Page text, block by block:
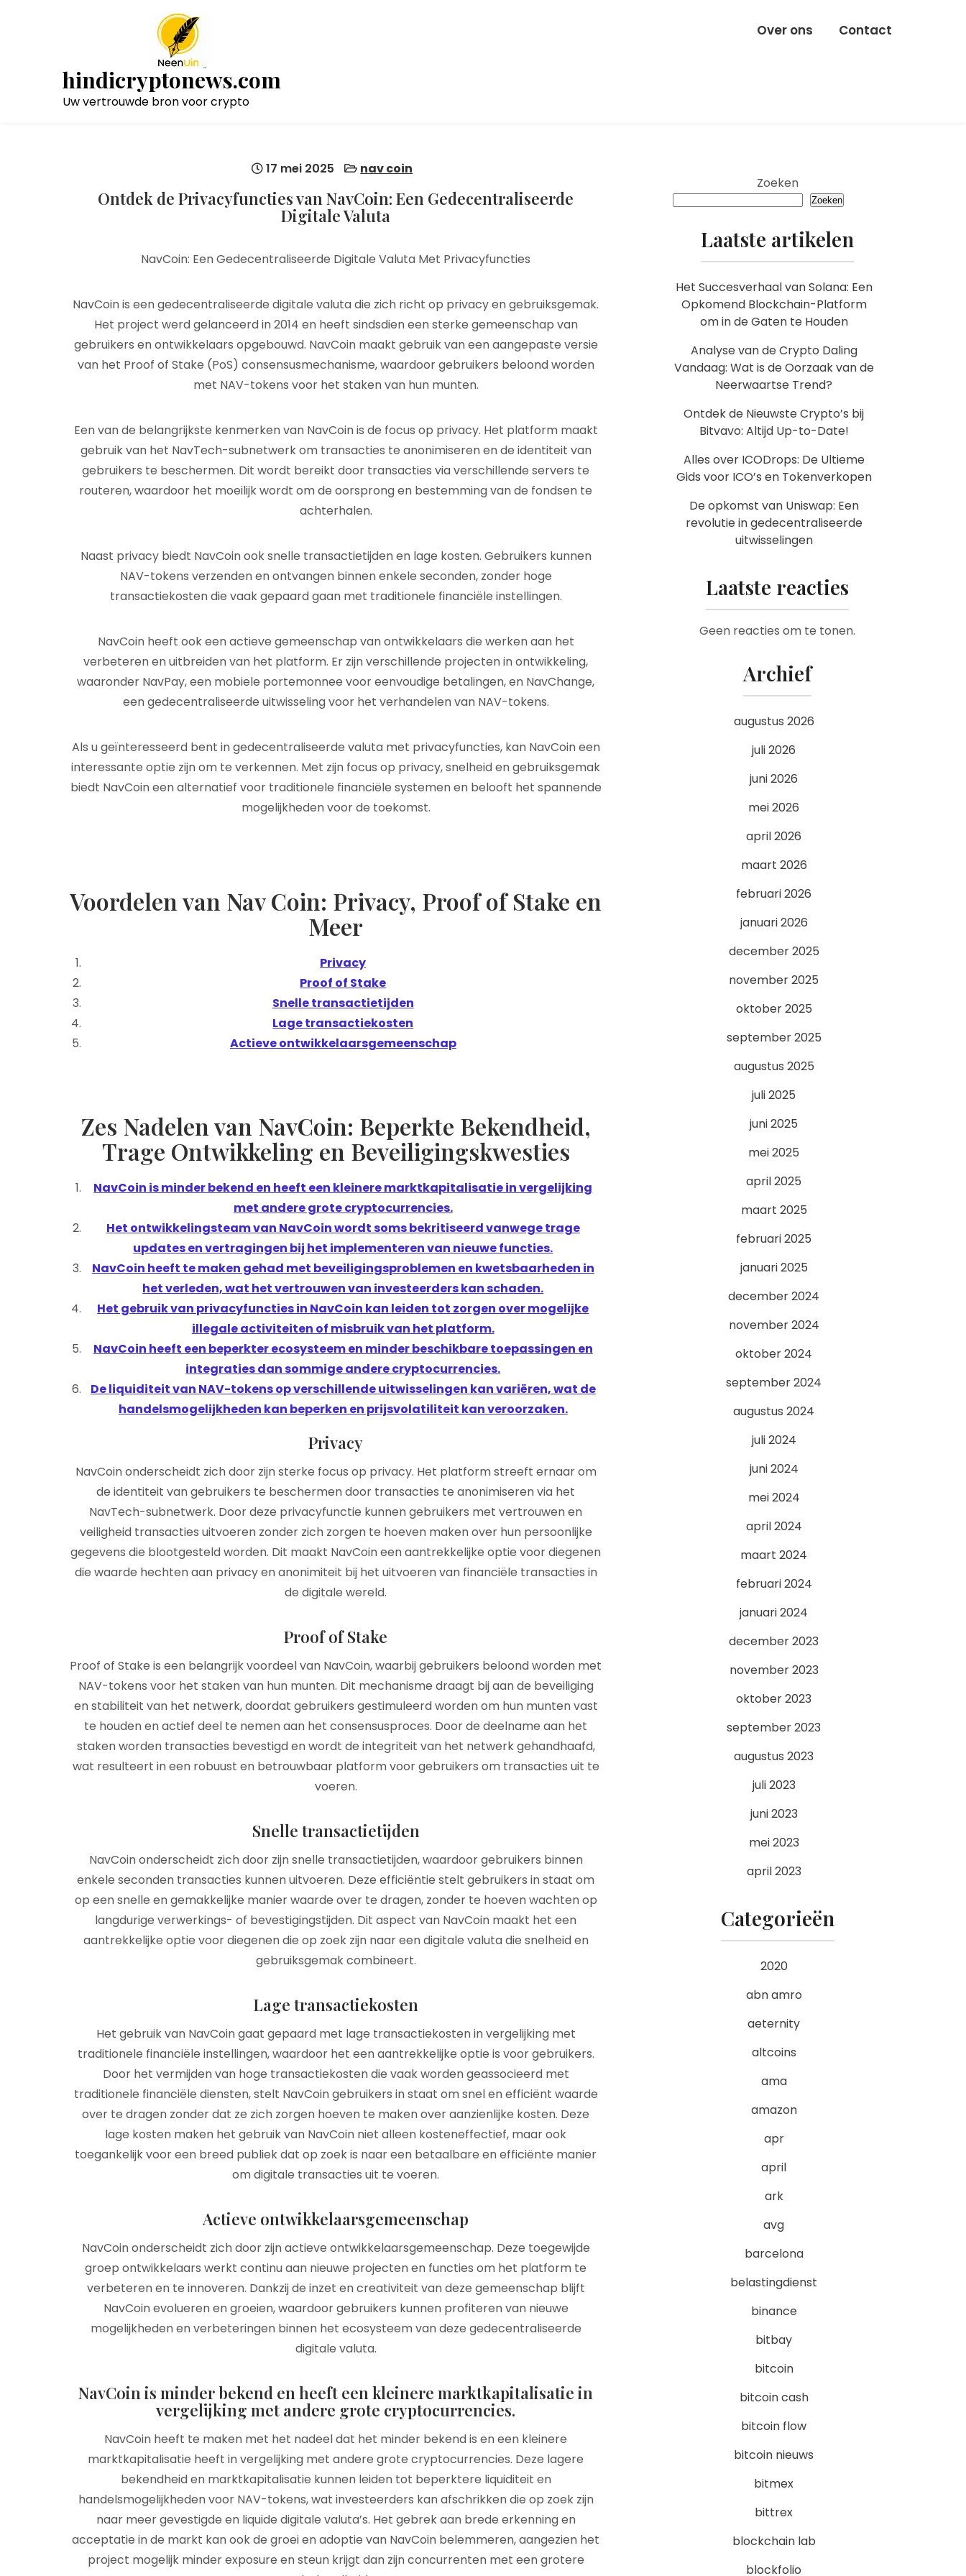
hindicryptonews.com
Uw vertrouwde bron voor crypto
Over ons Contact
17 mei 2025 nav coin
Ontdek de Privacyfuncties van NavCoin: Een Gedecentraliseerde
Digitale Valuta
NavCoin: Een Gedecentraliseerde Digitale Valuta Met Privacyfuncties
NavCoin is een gedecentraliseerde digitale valuta die zich richt op privacy en gebruiksgemak.
Het project werd gelanceerd in 2014 en heeft sindsdien een sterke gemeenschap van
gebruikers en ontwikkelaars opgebouwd. NavCoin maakt gebruik van een aangepaste versie
van het Proof of Stake (PoS) consensusmechanisme, waardoor gebruikers beloond worden
met NAV-tokens voor het staken van hun munten.
Een van de belangrijkste kenmerken van NavCoin is de focus op privacy. Het platform maakt
gebruik van het NavTech-subnetwerk om transacties te anonimiseren en de identiteit van
gebruikers te beschermen. Dit wordt bereikt door transacties via verschillende servers te
routeren, waardoor het moeilijk wordt om de oorsprong en bestemming van de fondsen te
achterhalen.
Naast privacy biedt NavCoin ook snelle transactietijden en lage kosten. Gebruikers kunnen
NAV-tokens verzenden en ontvangen binnen enkele seconden, zonder hoge
transactiekosten die vaak gepaard gaan met traditionele financiële instellingen.
NavCoin heeft ook een actieve gemeenschap van ontwikkelaars die werken aan het
verbeteren en uitbreiden van het platform. Er zijn verschillende projecten in ontwikkeling,
waaronder NavPay, een mobiele portemonnee voor eenvoudige betalingen, en NavChange,
een gedecentraliseerde uitwisseling voor het verhandelen van NAV-tokens.
Als u geïnteresseerd bent in gedecentraliseerde valuta met privacyfuncties, kan NavCoin een
interessante optie zijn om te verkennen. Met zijn focus op privacy, snelheid en gebruiksgemak
biedt NavCoin een alternatief voor traditionele financiële systemen en belooft het spannende
mogelijkheden voor de toekomst.
Voordelen van Nav Coin: Privacy, Proof of Stake en
Meer
Privacy
Proof of Stake
Snelle transactietijden
Lage transactiekosten
Actieve ontwikkelaarsgemeenschap
Zes Nadelen van NavCoin: Beperkte Bekendheid,
Trage Ontwikkeling en Beveiligingskwesties
NavCoin is minder bekend en heeft een kleinere marktkapitalisatie in vergelijking
met andere grote cryptocurrencies.
Het ontwikkelingsteam van NavCoin wordt soms bekritiseerd vanwege trage
updates en vertragingen bij het implementeren van nieuwe functies.
NavCoin heeft te maken gehad met beveiligingsproblemen en kwetsbaarheden in
het verleden, wat het vertrouwen van investeerders kan schaden.
Het gebruik van privacyfuncties in NavCoin kan leiden tot zorgen over mogelijke
illegale activiteiten of misbruik van het platform.
NavCoin heeft een beperkter ecosysteem en minder beschikbare toepassingen en
integraties dan sommige andere cryptocurrencies.
De liquiditeit van NAV-tokens op verschillende uitwisselingen kan variëren, wat de
handelsmogelijkheden kan beperken en prijsvolatiliteit kan veroorzaken.
Privacy
NavCoin onderscheidt zich door zijn sterke focus op privacy. Het platform streeft ernaar om
de identiteit van gebruikers te beschermen door transacties te anonimiseren via het
NavTech-subnetwerk. Door deze privacyfunctie kunnen gebruikers met vertrouwen en
veiligheid transacties uitvoeren zonder zich zorgen te hoeven maken over hun persoonlijke
gegevens die blootgesteld worden. Dit maakt NavCoin een aantrekkelijke optie voor diegenen
die waarde hechten aan privacy en anonimiteit bij het uitvoeren van financiële transacties in
de digitale wereld.
Proof of Stake
Proof of Stake is een belangrijk voordeel van NavCoin, waarbij gebruikers beloond worden met
NAV-tokens voor het staken van hun munten. Dit mechanisme draagt bij aan de beveiliging
en stabiliteit van het netwerk, doordat gebruikers gestimuleerd worden om hun munten vast
te houden en actief deel te nemen aan het consensusproces. Door de deelname aan het
staken worden transacties bevestigd en wordt de integriteit van het netwerk gehandhaafd,
wat resulteert in een robuust en betrouwbaar platform voor gebruikers om transacties uit te
voeren.
Snelle transactietijden
NavCoin onderscheidt zich door zijn snelle transactietijden, waardoor gebruikers binnen
enkele seconden transacties kunnen uitvoeren. Deze efficiëntie stelt gebruikers in staat om
op een snelle en gemakkelijke manier waarde over te dragen, zonder te hoeven wachten op
langdurige verwerkings- of bevestigingstijden. Dit aspect van NavCoin maakt het een
aantrekkelijke optie voor diegenen die op zoek zijn naar een digitale valuta die snelheid en
gebruiksgemak combineert.
Lage transactiekosten
Het gebruik van NavCoin gaat gepaard met lage transactiekosten in vergelijking met
traditionele financiële instellingen, waardoor het een aantrekkelijke optie is voor gebruikers.
Door het vermijden van hoge transactiekosten die vaak worden geassocieerd met
traditionele financiële diensten, stelt NavCoin gebruikers in staat om snel en efficiënt waarde
over te dragen zonder dat ze zich zorgen hoeven te maken over aanzienlijke kosten. Deze
lage kosten maken het gebruik van NavCoin niet alleen kosteneffectief, maar ook
toegankelijk voor een breed publiek dat op zoek is naar een betaalbare en efficiënte manier
om digitale transacties uit te voeren.
Actieve ontwikkelaarsgemeenschap
NavCoin onderscheidt zich door zijn actieve ontwikkelaarsgemeenschap. Deze toegewijde
groep ontwikkelaars werkt continu aan nieuwe projecten en functies om het platform te
verbeteren en te innoveren. Dankzij de inzet en creativiteit van deze gemeenschap blijft
NavCoin evolueren en groeien, waardoor gebruikers kunnen profiteren van nieuwe
mogelijkheden en verbeteringen binnen het ecosysteem van deze gedecentraliseerde
digitale valuta.
NavCoin is minder bekend en heeft een kleinere marktkapitalisatie in
vergelijking met andere grote cryptocurrencies.
NavCoin heeft te maken met het nadeel dat het minder bekend is en een kleinere
marktkapitalisatie heeft in vergelijking met andere grote cryptocurrencies. Deze lagere
bekendheid en marktkapitalisatie kunnen leiden tot beperktere liquiditeit en
handelsmogelijkheden voor NAV-tokens, wat investeerders kan afschrikken die op zoek zijn
naar meer gevestigde en liquide digitale valuta’s. Het gebrek aan brede erkenning en
acceptatie in de markt kan ook de groei en adoptie van NavCoin belemmeren, aangezien het
project mogelijk minder exposure en steun krijgt dan zijn concurrenten met een grotere
Zoeken
Zoeken
Laatste artikelen
Het Succesverhaal van Solana: Een
Opkomend Blockchain-Platform
om in de Gaten te Houden
Analyse van de Crypto Daling
Vandaag: Wat is de Oorzaak van de
Neerwaartse Trend?
Ontdek de Nieuwste Crypto’s bij
Bitvavo: Altijd Up-to-Date!
Alles over ICODrops: De Ultieme
Gids voor ICO’s en Tokenverkopen
De opkomst van Uniswap: Een
revolutie in gedecentraliseerde
uitwisselingen
Laatste reacties
Geen reacties om te tonen.
Archief
augustus 2026
juli 2026
juni 2026
mei 2026
april 2026
maart 2026
februari 2026
januari 2026
december 2025
november 2025
oktober 2025
september 2025
augustus 2025
juli 2025
juni 2025
mei 2025
april 2025
maart 2025
februari 2025
januari 2025
december 2024
november 2024
oktober 2024
september 2024
augustus 2024
juli 2024
juni 2024
mei 2024
april 2024
maart 2024
februari 2024
januari 2024
december 2023
november 2023
oktober 2023
september 2023
augustus 2023
juli 2023
juni 2023
mei 2023
april 2023
Categorieën
2020
abn amro
aeternity
altcoins
ama
amazon
apr
april
ark
avg
barcelona
belastingdienst
binance
bitbay
bitcoin
bitcoin cash
bitcoin flow
bitcoin nieuws
bitmex
bittrex
blockchain lab
blockfolio